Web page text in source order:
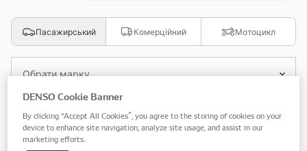
Пасажирський Комерційний Мотоцикл
Обрати марку
Обрати модель
DENSO Cookie Banner
By clicking “Accept All Cookies”, you agree to the storing of cookies on your
device to enhance site navigation, analyze site usage, and assist in our
marketing efforts.